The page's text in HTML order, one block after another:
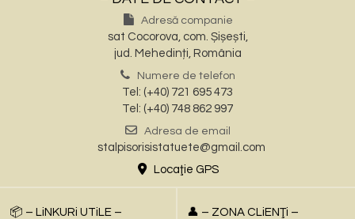
Adresă companie
sat Cocorova, com. Șișești,
jud. Mehedinți, România
Numere de telefon
Tel: (+40) 721 695 473
Tel: (+40) 748 862 997
Adresa de email
stalpisorisistatuete@gmail.com
Locaţie GPS
📦 – LiNKURi UTiLE – 👤 – ZONA CLiENŢi –